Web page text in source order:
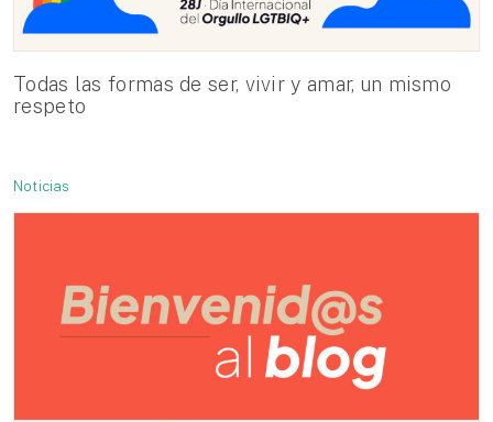
Todas las formas de ser, vivir y amar, un mismo
respeto
Noticias